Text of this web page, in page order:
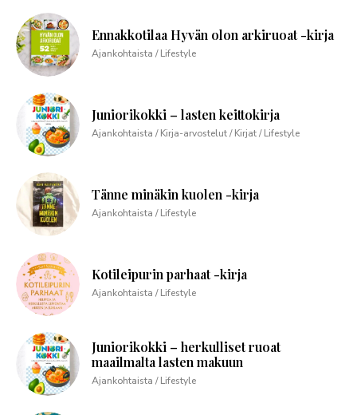
Ennakkotilaa Hyvän olon arkiruoat -kirja
Ajankohtaista / Lifestyle
Juniorikokki – lasten keittokirja
Ajankohtaista / Kirja-arvostelut / Kirjat / Lifestyle
Tänne minäkin kuolen -kirja
Ajankohtaista / Lifestyle
Kotileipurin parhaat -kirja
Ajankohtaista / Lifestyle
Juniorikokki – herkulliset ruoat
maailmalta lasten makuun
Ajankohtaista / Lifestyle